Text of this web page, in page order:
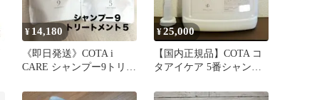
¥ 14,180
《即日発送》COTA i
CARE シャンプー9トリー
¥25,000
【国内正規品】COTA コ
タアイケア 5番シャンプ